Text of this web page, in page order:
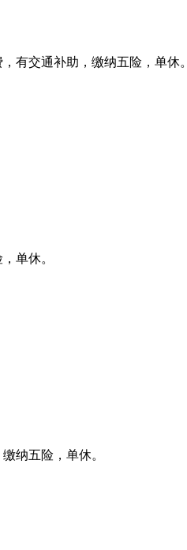
有交通补助，缴纳五险，单休。
单休。
纳五险，单休。